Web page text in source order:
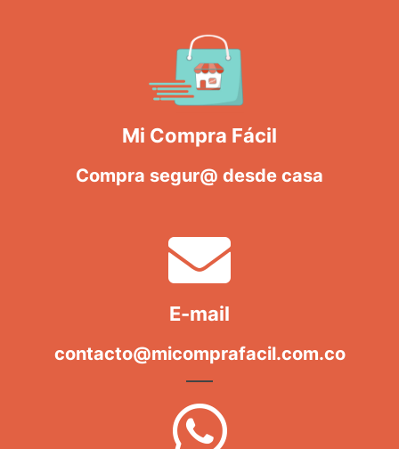
Mi Compra Fácil
Compra segur@ desde casa
E-mail
contacto@micomprafacil.com.co